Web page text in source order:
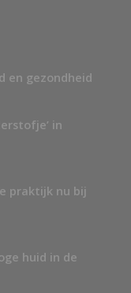
en gezondheid
in
praktijk nu bij
huid in de